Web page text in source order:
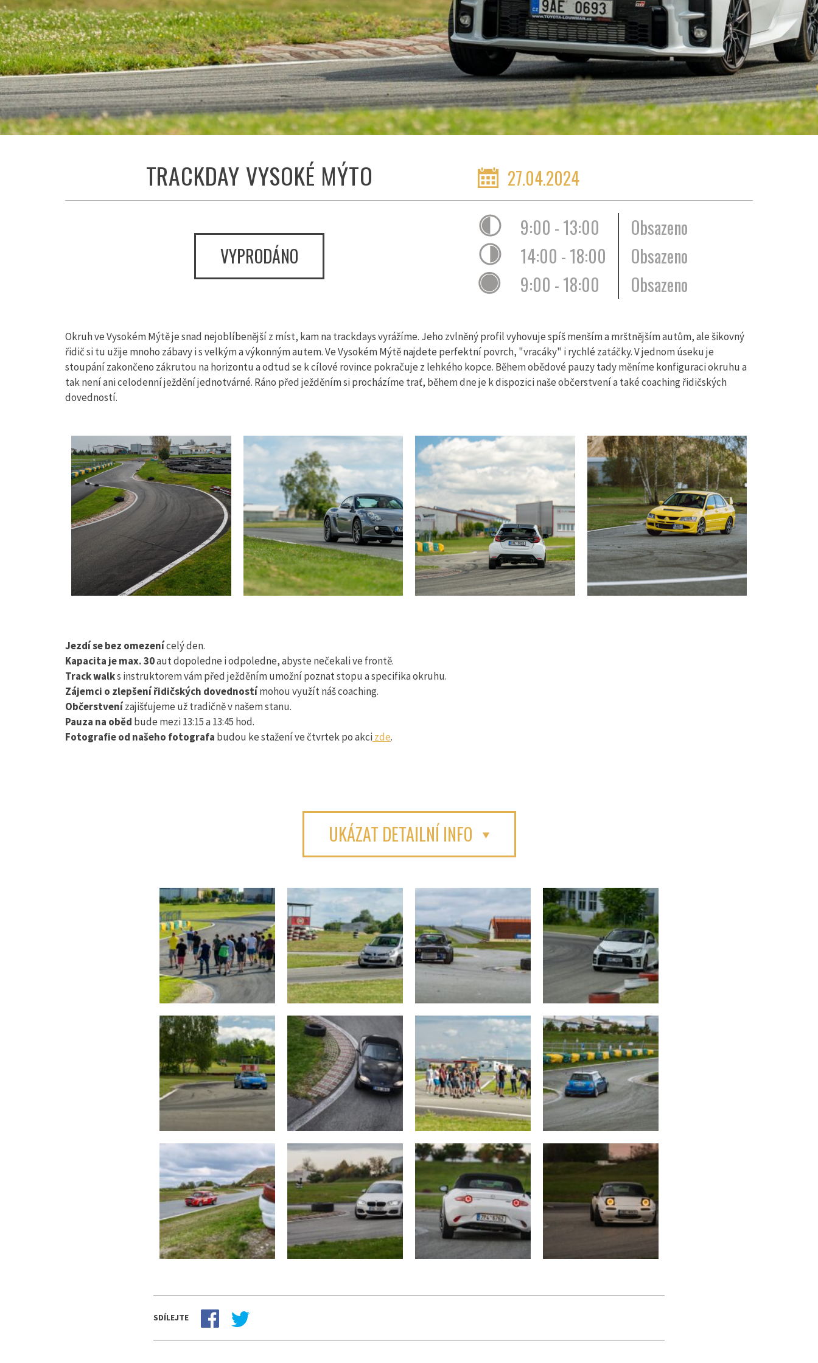
TRACKDAY VYSOKÉ MÝTO 27.04.2024
VYPRODÁNO
9:00 - 13:00
Obsazeno
14:00 - 18:00
Obsazeno
9:00 - 18:00
Obsazeno
Okruh ve Vysokém Mýtě je snad nejoblíbenější z míst, kam na trackdays vyrážíme. Jeho zvlněný profil vyhovuje spíš menším a mrštnějším autům, ale šikovný
řidič si tu užije mnoho zábavy i s velkým a výkonným autem. Ve Vysokém Mýtě najdete perfektní povrch, "vracáky" i rychlé zatáčky. V jednom úseku je
stoupání zakončeno zákrutou na horizontu a odtud se k cílové rovince pokračuje z lehkého kopce. Během obědové pauzy tady měníme konfiguraci okruhu a
tak není ani celodenní ježdění jednotvárné. Ráno před ježděním si procházíme trať, během dne je k dispozici naše občerstvení a také coaching řidičských
dovedností.
Jezdí se bez omezenícelý den.
Kapacita je max. 30aut dopoledne i odpoledne, abyste nečekali ve frontě.
Track walks instruktorem vám před ježděním umožní poznat stopu a specifika okruhu.
Zájemci o zlepšení řidičských dovednostímohou využít náš coaching.
Občerstvenízajišťujeme už tradičně v našem stanu.
Pauza na oběd bude mezi 13:15 a 13:45 hod.
Fotografie od našeho fotografa budou ke stažení ve čtvrtek po akcizde.
UKÁZAT DETAILNÍ INFO
SDÍLEJTE